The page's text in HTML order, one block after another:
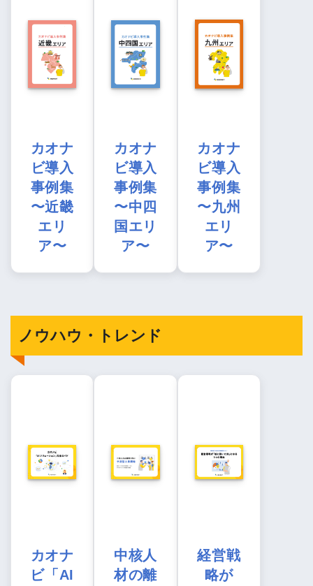
カオナ
ビ導入
事例集
〜近畿
エリ
ア〜
カオナ
ビ導入
事例集
〜中四
国エリ
ア〜
カオナ
ビ導入
事例集
〜九州
エリ
ア〜
ノウハウ・トレンド
カオナ
ビ「AI
中核人
材の離
経営戦
略が